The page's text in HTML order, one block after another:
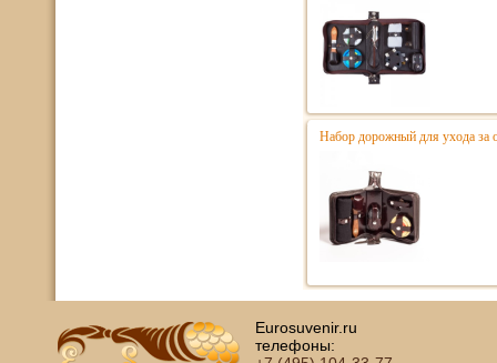
Набор дорожный для ухода за
Eurosuvenir.ru
телефоны: